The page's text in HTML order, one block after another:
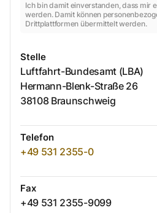
Ich bin damit einverstanden, dass mir
werden. Damit können
Drittplattformen übermittelt werden.
Stelle
Luftfahrt-Bundesamt (LBA)
Hermann-Blenk-Straße 26
38108 Braunschweig
Telefon
+49 531 2355-0
Fax
+49 531 2355-9099